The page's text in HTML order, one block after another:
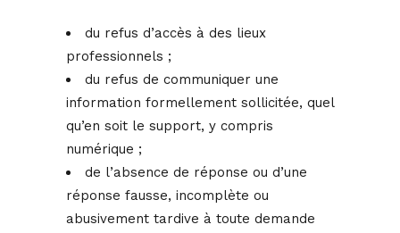
du refus d’accès à des lieux
professionnels ;
du refus de communiquer une
information formellement sollicitée, quel
qu’en soit le support, y compris
numérique ;
de l’absence de réponse ou d’une
réponse fausse, incomplète ou
abusivement tardive à toute demande